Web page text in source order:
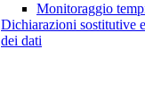
Monitoraggio
Dichiarazioni sostitutive
dei dati